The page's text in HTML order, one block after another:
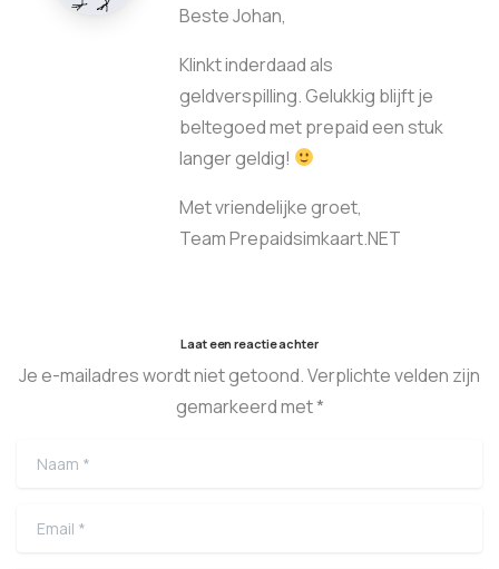
Beste Johan,
Klinkt inderdaad als
geldverspilling. Gelukkig blijft je
beltegoed met prepaid een stuk
langer geldig!
Met vriendelijke groet,
Team Prepaidsimkaart.NET
Laat een reactie achter
Je e-mailadres wordt niet getoond. Verplichte velden zijn
gemarkeerd met *
Naam
Email